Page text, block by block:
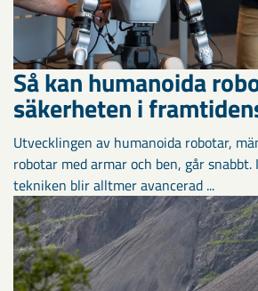
Så kan humanoida
säkerheten i
Utvecklingen av humanoida robotar,
robotar med armar och ben, går
tekniken blir alltmer avancerad ...